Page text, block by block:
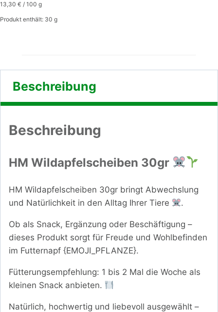
30gr
Menge
13,30 € / 100 g
Produkt enthält: 30 g
Beschreibung
Beschreibung
HM Wildapfelscheiben 30gr
HM Wildapfelscheiben 30gr bringt Abwechslung
und Natürlichkeit in den Alltag Ihrer Tiere
.
Ob als Snack, Ergänzung oder Beschäftigung –
dieses Produkt sorgt für Freude und Wohlbefinden
im Futternapf {EMOJI_PFLANZE}.
Fütterungsempfehlung: 1 bis 2 Mal die Woche als
kleinen Snack anbieten.
Natürlich, hochwertig und liebevoll ausgewählt –